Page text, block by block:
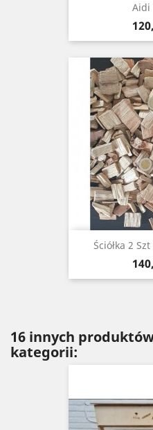
Aidi
Ściółka 2
16 innych
kategorii: